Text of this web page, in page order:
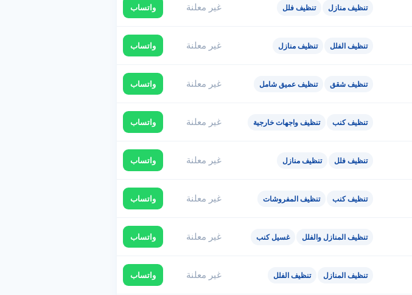
تنظيف منازل تنظيف فلل غير معلنة واتساب
تنظيف الفلل تنظيف منازل غير معلنة واتساب
تنظيف شقق تنظيف عميق شامل غير معلنة واتساب
تنظيف كنب تنظيف واجهات خارجية غير معلنة واتساب
تنظيف فلل تنظيف منازل غير معلنة واتساب
تنظيف كنب تنظيف المفروشات غير معلنة واتساب
تنظيف المنازل والفلل غسيل كنب غير معلنة واتساب
تنظيف المنازل تنظيف الفلل غير معلنة واتساب